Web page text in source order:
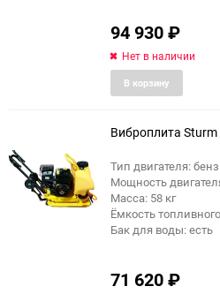
94 930₽
Нет в наличии
В корзину
Виброплита Sturm
Тип двигателя:
Мощность
Масса: 58 кг
Ёмкость
Бак для воды: есть
71 620₽